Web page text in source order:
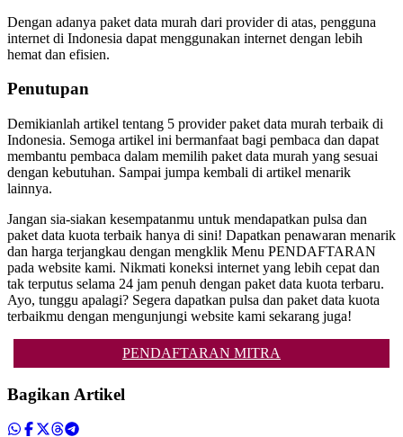
Dengan adanya paket data murah dari provider di atas, pengguna
internet di Indonesia dapat menggunakan internet dengan lebih
hemat dan efisien.
Penutupan
Demikianlah artikel tentang 5 provider paket data murah terbaik di
Indonesia. Semoga artikel ini bermanfaat bagi pembaca dan dapat
membantu pembaca dalam memilih paket data murah yang sesuai
dengan kebutuhan. Sampai jumpa kembali di artikel menarik
lainnya.
Jangan sia-siakan kesempatanmu untuk mendapatkan pulsa dan
paket data kuota terbaik hanya di sini! Dapatkan penawaran menarik
dan harga terjangkau dengan mengklik Menu PENDAFTARAN
pada website kami. Nikmati koneksi internet yang lebih cepat dan
tak terputus selama 24 jam penuh dengan paket data kuota terbaru.
Ayo, tunggu apalagi? Segera dapatkan pulsa dan paket data kuota
terbaikmu dengan mengunjungi website kami sekarang juga!
PENDAFTARAN MITRA
Bagikan Artikel